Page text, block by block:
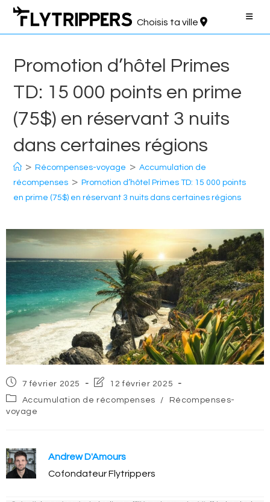
Aller
contenu
Choisis ta ville
Promotion d’hôtel Primes
TD: 15 000 points en prime
(75$) en réservant 3 nuits
dans certaines régions
> Récompenses-voyage > Accumulation de
récompenses > Promotion d’hôtel Primes TD: 15 000 points
en prime (75$) en réservant 3 nuits dans certaines régions
Post
published:
7 février 2025
Post
modified:
12 février 2025
Post
category:
Accumulation de récompenses /
Récompenses-
voyage
Andrew D'Amours
Cofondateur Flytrippers